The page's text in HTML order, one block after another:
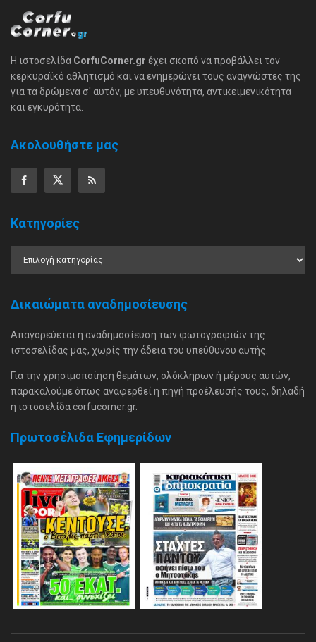
Η ιστοσελίδα CorfuCorner.gr έχει σκοπό να προβάλλει τον
κερκυραϊκό αθλητισμό και να ενημερώνει τους αναγνώστες της
για τα δρώμενα σ' αυτόν, με υπευθυνότητα, αντικειμενικότητα
και εγκυρότητα.
Ακολουθήστε μας
Κατηγορίες
Δικαιώματα αναδημοσίευσης
Απαγορεύεται η αναδημοσίευση των φωτογραφιών της
ιστοσελίδας μας, χωρίς την άδεια του υπεύθυνου αυτής.
Για την χρησιμοποίηση θεμάτων, ολόκληρων ή μέρους αυτών,
παρακαλούμε όπως αναφερθεί η πηγή προέλευσής τους, δηλαδή
η ιστοσελίδα corfucorner.gr.
Πρωτοσέλιδα Εφημερίδων